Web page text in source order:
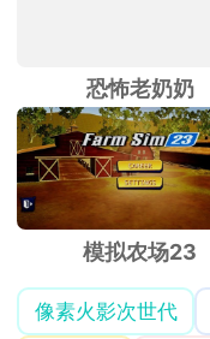
恐怖老奶奶
模拟农场23
像素火影次世代